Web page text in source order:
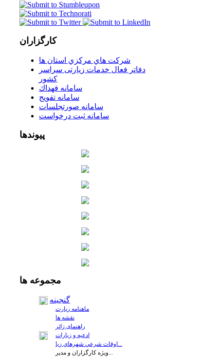
کارگزاران
شركت هاي مركزي استان ها
دفاتر فعال خدمات زیارتی سراسر
كشور
سامانه فهداك
سامانه تفويج
سامانه صورتجلسات
سامانه ثبت درخواست
پیوندها
مجموعه ها
گنجینه
ماهنامه زیارت
نقشه ها
راهنمای زائر
ادعیه و زیارات
اوقات شرعي شهرهاي زيا...
ويژه كارگزاران و مدير...